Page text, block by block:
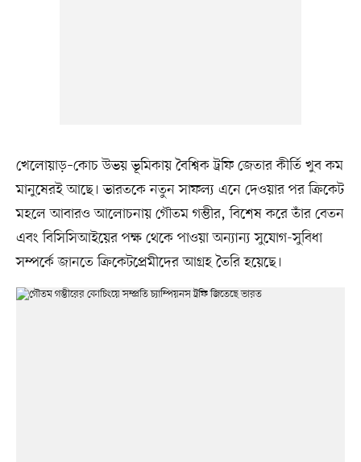
খেলোয়াড়–কোচ উভয় ভূমিকায় বৈশ্বিক ট্রফি জেতার কীর্তি খুব কম
মানুষেরই আছে। ভারতকে নতুন সাফল্য এনে দেওয়ার পর ক্রিকেট
মহলে আবারও আলোচনায় গৌতম গম্ভীর, বিশেষ করে তাঁর বেতন
এবং বিসিসিআইয়ের পক্ষ থেকে পাওয়া অন্যান্য সুযোগ-সুবিধা
সম্পর্কে জানতে ক্রিকেটপ্রেমীদের আগ্রহ তৈরি হয়েছে।